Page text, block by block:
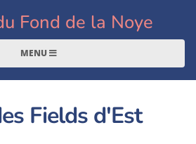
Fond de la Noye
MENU
Fields d'Est